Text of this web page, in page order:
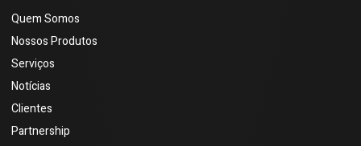
Quem Somos
Nossos Produtos
Serviços
Notícias
Clientes
Partnership